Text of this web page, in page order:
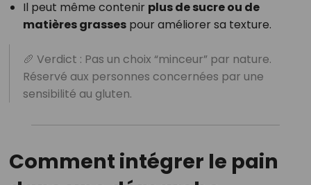
Il peut même contenir plus de sucre ou de
matières grassespour améliorer sa texture.
🥖 Verdict : Pas un choix “minceur” par nature.
Réservé aux personnes concernées par une
sensibilité au gluten.
Comment intégrer le pain